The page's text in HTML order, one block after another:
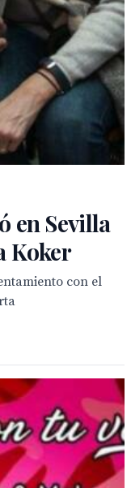
en Sevilla
Koker
con el